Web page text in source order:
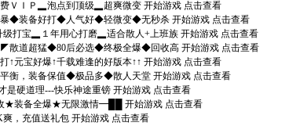
ＶＩＰ▂泡点到顶级▂超爽微变 开始游戏 点击查看
暴◆装备好打◆人气好◆轻微变◆无秒杀 开始游戏 点击查看
打宝▂１年用心打磨▂适合散人+上班族 开始游戏 点击查看
道超猛◆80后必选◆终极全爆◆回收高 开始游戏 点击查看
↑元宝好爆↑千载难逢的好版本↑↑ 开始游戏 点击查看
衡，装备保值◆极品多◆散人天堂 开始游戏 点击查看
是硬道理---快乐神途重镑 开始游戏 点击查看
★装备全爆★无限激情━██ 开始游戏 点击查看
，充值送礼包 开始游戏 点击查看